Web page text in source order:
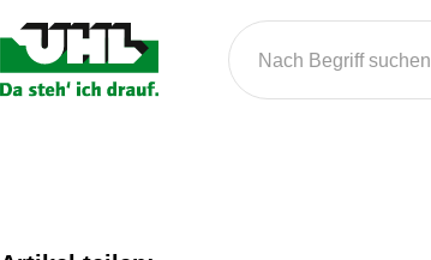
Nach Begriff suchen